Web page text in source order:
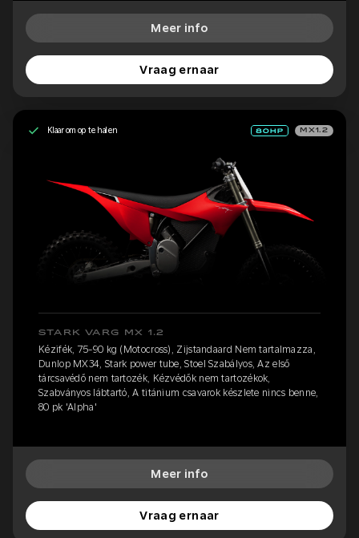
Meer info
Vraag ernaar
Klaar om op te halen MX1.2
STARK VARG MX 1.2
Kézifék, 75-90 kg (Motocross), Zijstandaard Nem tartalmazza,
Dunlop MX34, Stark power tube, Stoel Szabályos, Az első
tárcsavédő nem tartozék, Kézvédők nem tartozékok,
Szabványos lábtartó, A titánium csavarok készlete nincs benne,
80 pk 'Alpha'
Meer info
Vraag ernaar